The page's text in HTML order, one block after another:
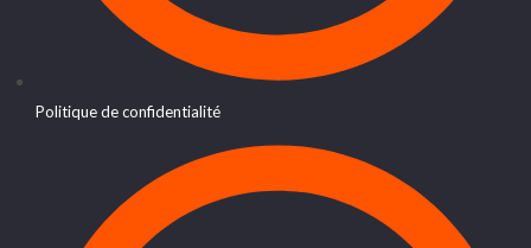
Politique de confidentialité